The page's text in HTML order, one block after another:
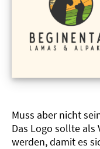
Muss aber nicht
Das Logo sollte als
werden, damit es